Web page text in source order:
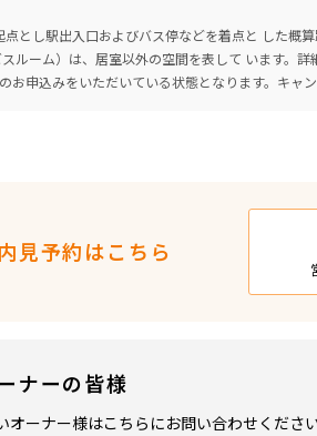
とし駅出入口およびバス停などを着点と した概
ルーム）は、居室以外の空間を表して います。詳
お申込みをいただいている状態となります。キャ
見予約はこちら
ナーの皆様
ーナー様はこちらにお問い合わせください